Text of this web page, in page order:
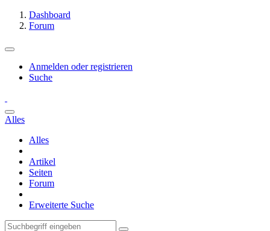
Dashboard
Forum
Anmelden oder registrieren
Suche
Alles
Alles
Artikel
Seiten
Forum
Erweiterte Suche